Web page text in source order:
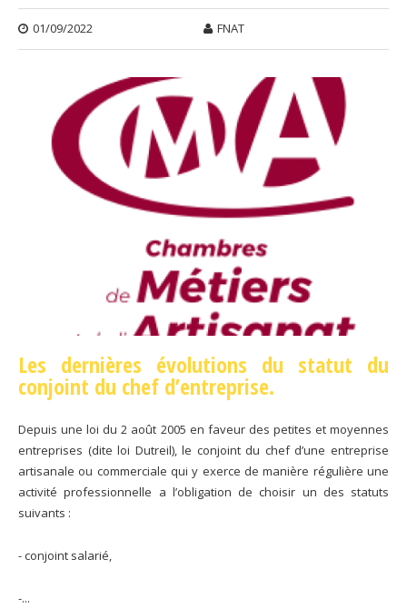
01/09/2022 FNAT
Les dernières évolutions du statut du
conjoint du chef d’entreprise.
Depuis une loi du 2 août 2005 en faveur des petites et moyennes
entreprises (dite loi Dutreil), le conjoint du chef d’une entreprise
artisanale ou commerciale qui y exerce de manière régulière une
activité professionnelle a l’obligation de choisir un des statuts
suivants :
- conjoint salarié,
-...